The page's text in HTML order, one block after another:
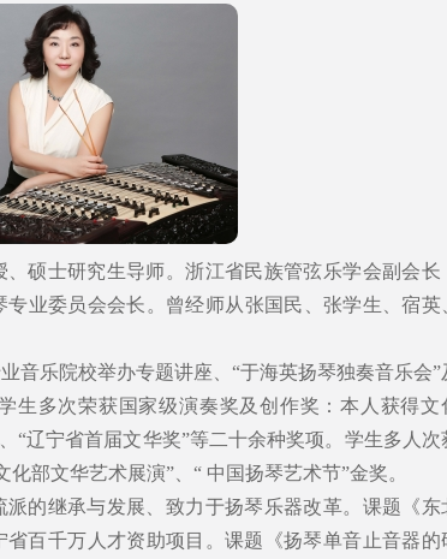
硕士研究生导师。浙江省民族管弦乐学会副会长
业委员会会长。曾经师从张国民、张学生、宿英
音乐院校举办专题讲座、“于海英扬琴独奏音乐会”
生多次荣获国家级演奏奖及创作奖：本人获得文
“辽宁省首届文华奖”等二十余种奖项。学生多人次
部文华艺术展演”、“ 中国扬琴艺术节”金奖。
的继承与发展、致力于扬琴乐器改革。课题《东
百千万人才资助项目。课题《扬琴单音止音器的